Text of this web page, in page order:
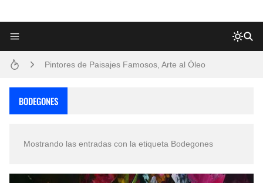
San Valentín Dibujos a Lápiz del 14 de Febrero
Rostros Bellos, La Perfección del Dibujo A Lápiz, Biryulina Vita
BODEGONES
Mostrando las entradas con la etiqueta Bodegones